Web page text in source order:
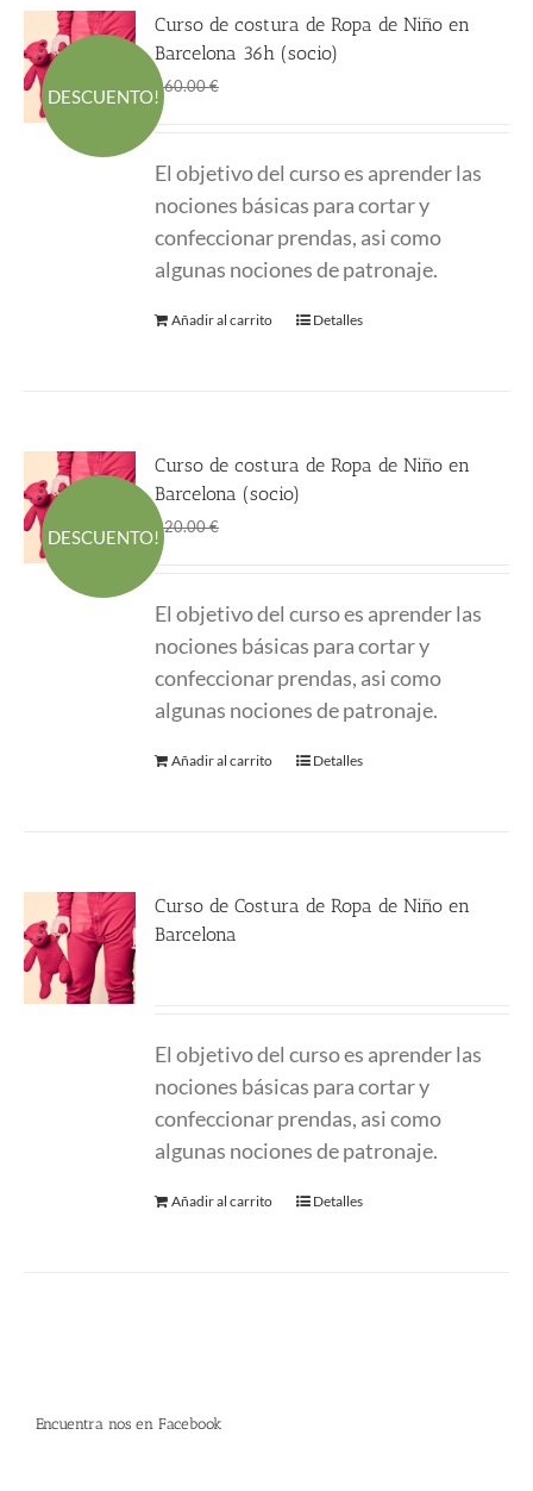
DESCUENTO!
Curso de costura de Ropa de Niño en
Barcelona 36h (socio)
660.00€
era:
660.00 €.
es:
360.00 €.
El objetivo del curso es aprender las
nociones básicas para cortar y
confeccionar prendas, asi como
algunas nociones de patronaje.
Añadir al carrito Detalles
DESCUENTO!
Curso de costura de Ropa de Niño en
Barcelona (socio)
220.00€
era:
220.00 €.
es:
145.00 €.
El objetivo del curso es aprender las
nociones básicas para cortar y
confeccionar prendas, asi como
algunas nociones de patronaje.
Añadir al carrito Detalles
Curso de Costura de Ropa de Niño en
Barcelona
El objetivo del curso es aprender las
nociones básicas para cortar y
confeccionar prendas, asi como
algunas nociones de patronaje.
Añadir al carrito Detalles
Encuentra nos en Facebook